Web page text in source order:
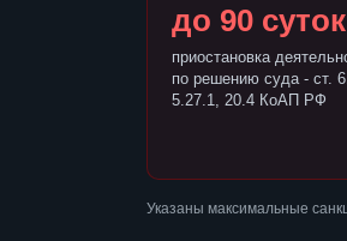
до 90 суток
приостановка
по решению суда - ст.
5.27.1, 20.4 КоАП РФ
Указаны максимальные